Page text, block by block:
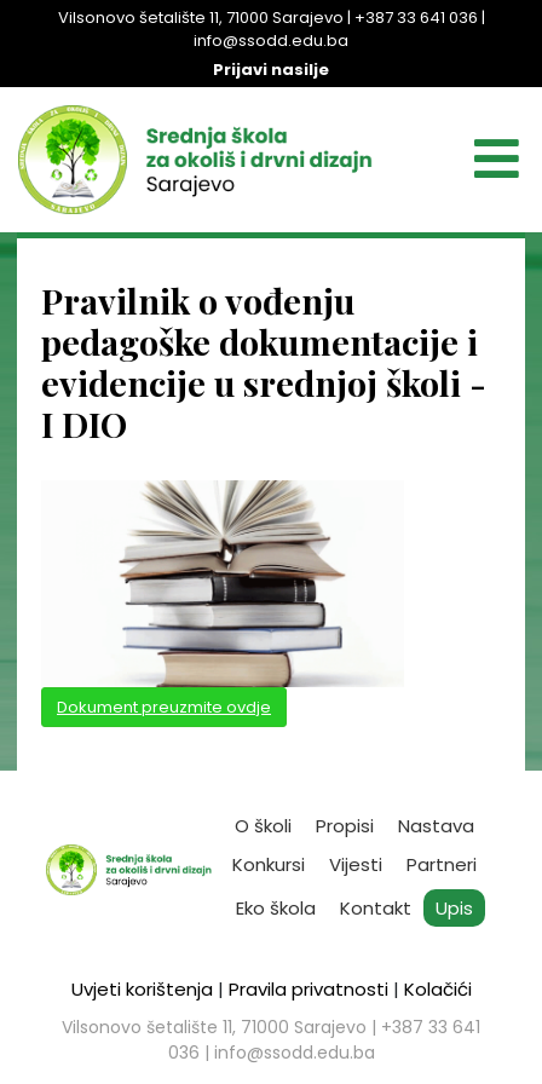
Vilsonovo šetalište 11, 71000 Sarajevo | +387 33 641 036 |
info@ssodd.edu.ba
Prijavi nasilje
Pravilnik o vođenju
pedagoške dokumentacije i
evidencije u srednjoj školi -
I DIO
Dokument preuzmite ovdje
O školi Propisi
Nastava
Konkursi
Vijesti
Partneri
Eko škola
Kontakt Upis
Uvjeti korištenja| Pravila privatnosti| Kolačići
Vilsonovo šetalište 11, 71000 Sarajevo | ​+387 33 641
036 | info@ssodd.edu.ba